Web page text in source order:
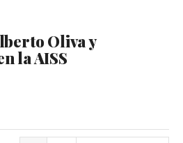
Oliva y
la AISS